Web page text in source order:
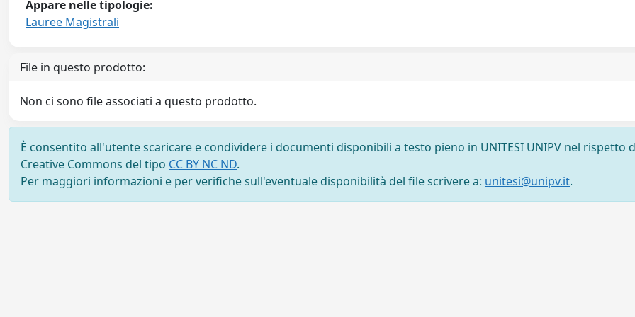
Appare nelle tipologie:
Lauree Magistrali
File in questo prodotto:
Non ci sono file associati a questo prodotto.
È consentito all'utente scaricare e condividere i documenti disponibili a testo pieno in UNITESI UNIPV nel rispetto
Creative Commons del tipo CC BY NC ND.
Per maggiori informazioni e per verifiche sull'eventuale disponibilità del file scrivere a: unitesi@unipv.it.